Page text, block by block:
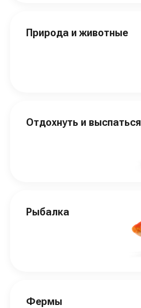
Природа и животные
Отдохнуть и выспаться
Рыбалка
Фермы